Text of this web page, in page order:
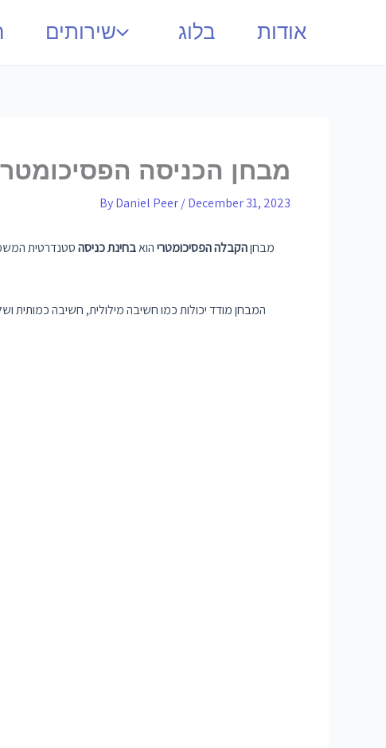
שירותים בלוג אודות
מבחן הכניסה
ByDaniel Peer/December 31, 2023
מבחןהקבלה הפסיכומטריהואבחינת כניסהסטנדרטית
המבחן מודד יכולות כמו חשיבה מילולית, חשיבה כמותית